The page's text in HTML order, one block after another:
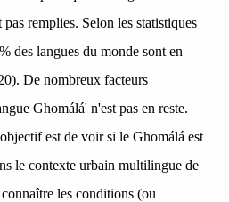
remplies. Selon les statistiques
des langues du monde sont en
De nombreux facteurs
Ghomálá' n'est pas en reste.
est de voir si le Ghomálá est
le contexte urbain multilingue de
les conditions (ou